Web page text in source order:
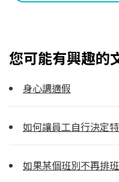
您可能有興趣的
身心調適假
如何讓員工自行決定
如果某個班別不再排